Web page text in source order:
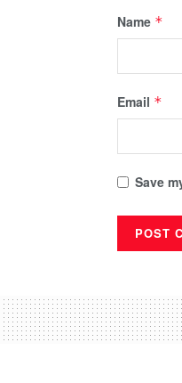
Name *
Email *
Save